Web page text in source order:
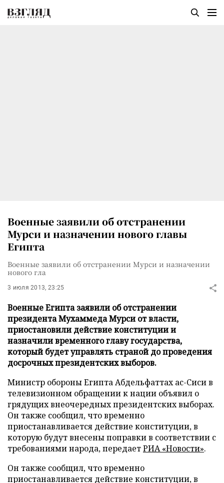
Военные заявили об отстранении
Мурси и назначении нового главы
Египта
Военные заявили об отстранении Мурси и назначении
нового гла
3 июля 2013, 23:25
Военные Египта заявили об отстранении
президента Мухаммеда Мурси от власти,
приостановили действие конституции и
назначили временного главу государства,
который будет управлять страной до проведения
досрочных президентских выборов.
Министр обороны Египта Абдельфаттах ас-Сиси в
телевизионном обращении к нации объявил о
грядущих внеочередных президентских выборах.
Он также сообщил, что временно
приостанавливается действие конституции, в
которую будут внесены поправки в соответствии с
требованиями народа, передаетРИА «Новости».
Он также сообщил, что временно
приостанавливается действие конституции, в